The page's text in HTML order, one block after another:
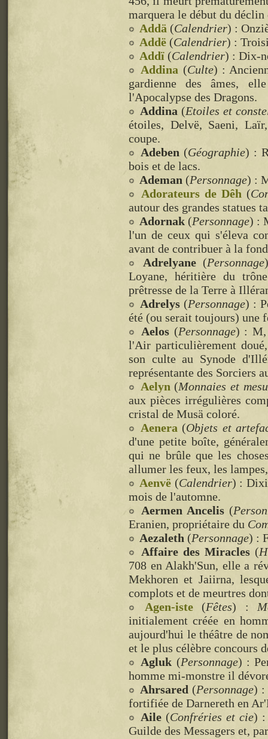
marquera le début du déclin
Addä (Calendrier) :
Addë (Calendrier) :
Addï (Calendrier) : Dix-
Addina (Culte) :
gardienne des âmes,
l'Apocalypse des Dragons.
Addina (Etoiles et
étoiles, Delvë, Saeni,
coupe.
Adeben (Géographie) :
bois et de lacs.
Ademan (Personnage) :
Adorateurs de Dêh (
autour des grandes statues
Adornak (Personnage) :
l'un de ceux qui s'éleva
avant de contribuer à la
Adrelyane (Personnage
Loyane, héritière du
prêtresse de la Terre à
Adrelys (Personnage) :
été (ou serait toujours) une
Aelos(Personnage) : M,
l'Air particulièrement
son culte au Synode
représentante des Sorciers
Aelyn (Monnaies et
aux pièces irrégulières
cristal de Musä coloré.
Aenera (Objets et
d'une petite boîte,
qui ne brûle que les
allumer les feux, les
Aenvë (Calendrier) :
mois de l'automne.
Aermen Ancelis (
Eranien, propriétaire du
Aezaleth (Personnage) :
Affaire des Miracles(
708 en Alakh'Sun, elle a
Mekhoren et Jaiirna,
complots et de meurtres
Agen-iste (Fêtes) :
initialement créée en
aujourd'hui le théâtre de
et le plus célèbre concours
Agluk (Personnage) :
homme mi-monstre il
Ahrsared (Personnage) :
fortifiée de Darnereth en
Aile(Confréries et cie) :
Guilde des Messagers et,